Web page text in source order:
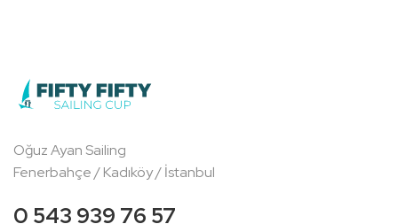
Oğuz Ayan Sailing
Fenerbahçe / Kadıköy / İstanbul
0 543 939 76 57